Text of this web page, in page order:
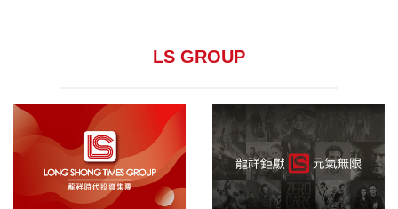
LS GROUP
龍祥集團 院線發行